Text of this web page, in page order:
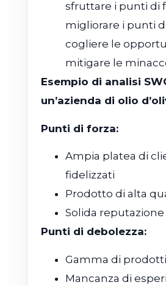
sfruttare i punti di
migliorare i punti
cogliere le
mitigare le
Esempio di analisi
un’azienda di olio
Punti di forza:
Ampia platea di
fidelizzati
Prodotto di alta
Solida
Punti di debolezza:
Gamma di
Mancanza di